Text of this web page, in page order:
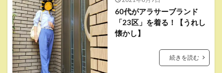
60代がアラサーブランド
「23区」を着る！【うれし
懐かし】
続きを読む